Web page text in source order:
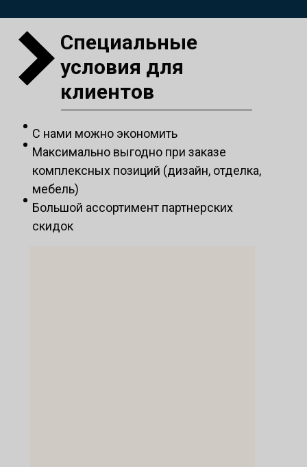
С нами можно экономить
Максимально выгодно при заказе
комплексных позиций (дизайн, отделка,
мебель)
Большой ассортимент партнерских
скидок
Специальные
условия для
клиентов